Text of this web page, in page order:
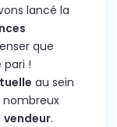
lancé la
que
pari !
au sein
vendeur.